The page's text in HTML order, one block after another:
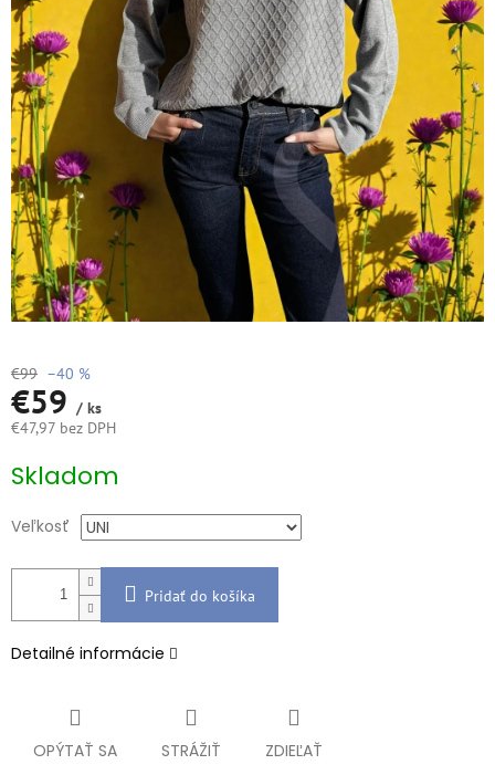
€99 –40 %
€59 / ks
€47,97 bez DPH
cena:
Skladom
Veľkosť
Pridať do košíka
Detailné informácie
OPÝTAŤ SA STRÁŽIŤ ZDIEĽAŤ